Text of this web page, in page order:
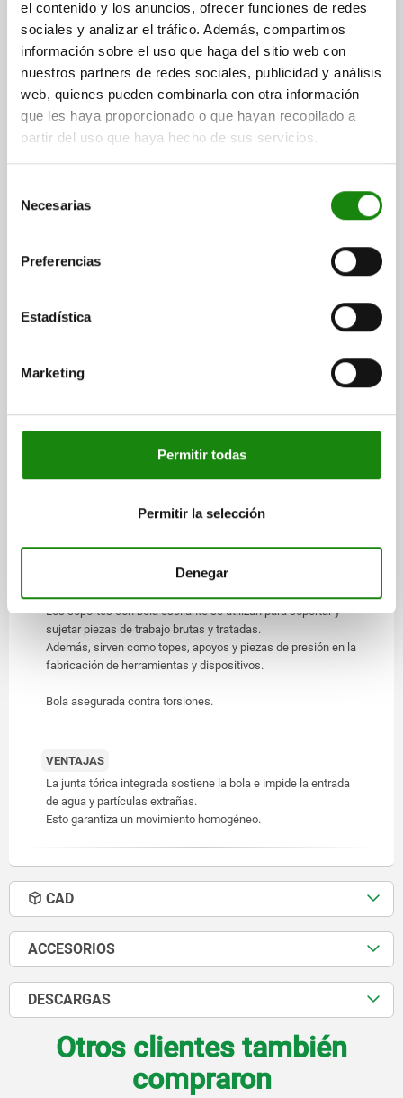
el contenido y los anuncios, ofrecer funciones de redes
sociales y analizar el tráfico. Además, compartimos
información sobre el uso que haga del sitio web con
nuestros partners de redes sociales, publicidad y análisis
web, quienes pueden combinarla con otra información
que les haya proporcionado o que hayan recopilado a
partir del uso que haya hecho de sus servicios.
Necesarias
Preferencias
Estadística
Marketing
Permitir todas
Permitir la selección
Denegar
Cuerpo de acero para temple y revenido.
Bola de POM.
Cuerpo tratado en caliente.
Los soportes con bola oscilante se utilizan para soportar y
sujetar piezas de trabajo brutas y tratadas.
Además, sirven como topes, apoyos y piezas de presión en la
fabricación de herramientas y dispositivos.
Bola asegurada contra torsiones.
VENTAJAS
La junta tórica integrada sostiene la bola e impide la entrada
de agua y partículas extrañas.
Esto garantiza un movimiento homogéneo.
CAD
ACCESORIOS
DESCARGAS
Otros clientes también
compraron